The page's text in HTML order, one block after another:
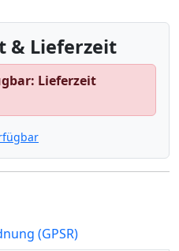
& Lieferzeit
Lieferzeit
(GPSR)